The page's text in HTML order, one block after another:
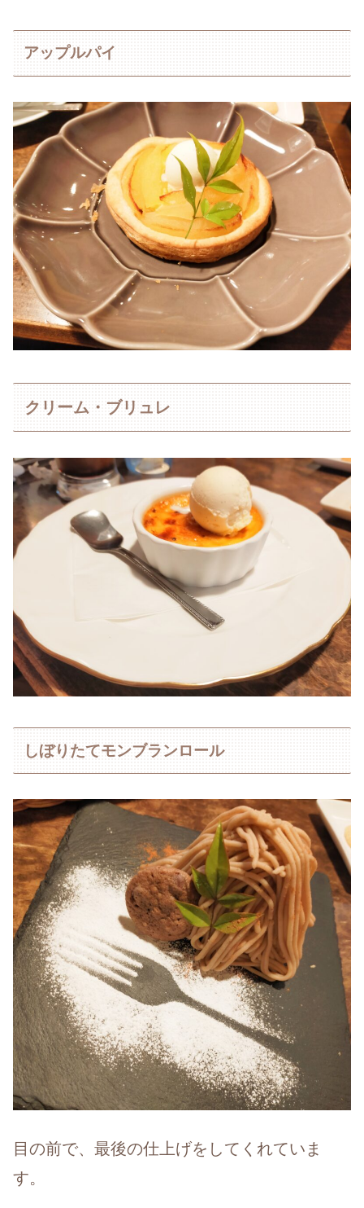
アップルパイ
クリーム・ブリュレ
しぼりたてモンブランロール
目の前で、最後の仕上げをしてくれていま
す。